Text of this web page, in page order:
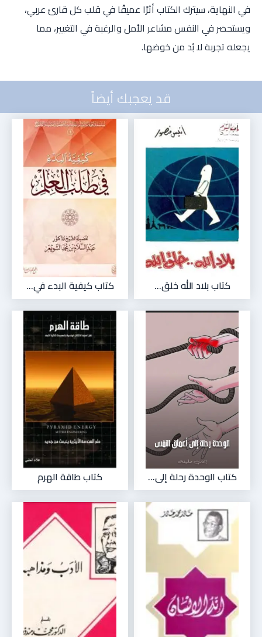
في النهاية، سيترك الكتاب أثرًا عميقًا في قلب كل قارئ عربي،
ويستحضر في النفس مشاعر الأمل والرغبة في التغيير، مما
يجعله تجربة لا بُد من خوضها.
قد يعجبك أيضاً
كتاب بلاد الله خلق... كتاب كيفية البدء في...
كتاب الوحدة رحلة إلى... كتاب طاقة الهرم